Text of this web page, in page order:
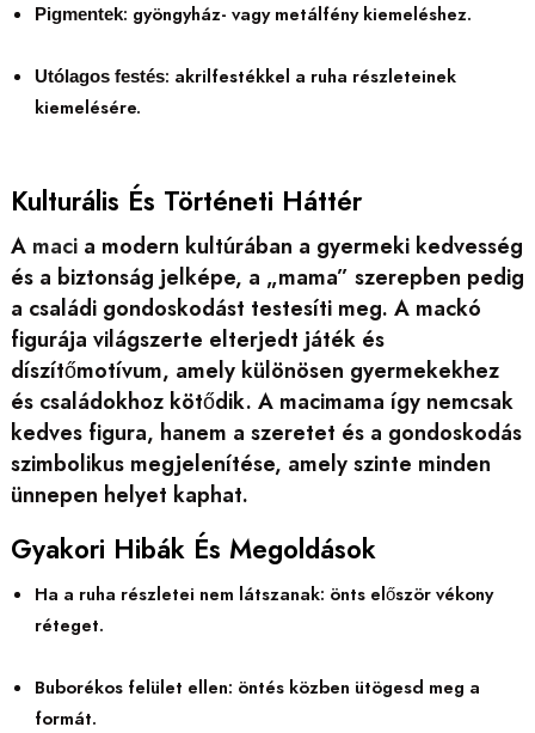
Pigmentek: gyöngyház- vagy metálfény kiemeléshez.
Utólagos festés: akrilfestékkel a ruha részleteinek
kiemelésére.
Kulturális És Történeti Háttér
A macia modern kultúrában a gyermeki kedvesség
és a biztonság jelképe, a „mama” szerepben pedig
a családi gondoskodást testesíti meg. A mackó
figurája világszerte elterjedt játék és
díszítőmotívum, amely különösen gyermekekhez
és családokhoz kötődik. A macimama így nemcsak
kedves figura, hanem a szeretet és a gondoskodás
szimbolikus megjelenítése, amely szinte minden
ünnepen helyet kaphat.
Gyakori Hibák És Megoldások
Ha a ruha részletei nem látszanak: önts először vékony
réteget.
Buborékos felület ellen: öntés közben ütögesd meg a
formát.